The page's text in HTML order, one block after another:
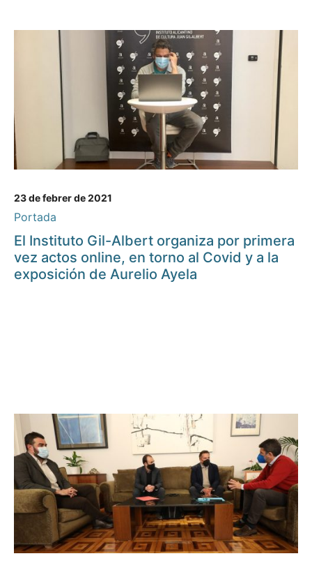
23 de febrer de 2021
Portada
El Instituto Gil-Albert organiza por primera
vez actos online, en torno al Covid y a la
exposición de Aurelio Ayela